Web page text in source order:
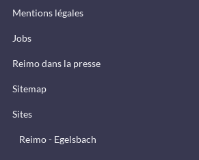
Mentions légales
Jobs
Reimo dans la presse
Sitemap
Sites
Reimo - Egelsbach